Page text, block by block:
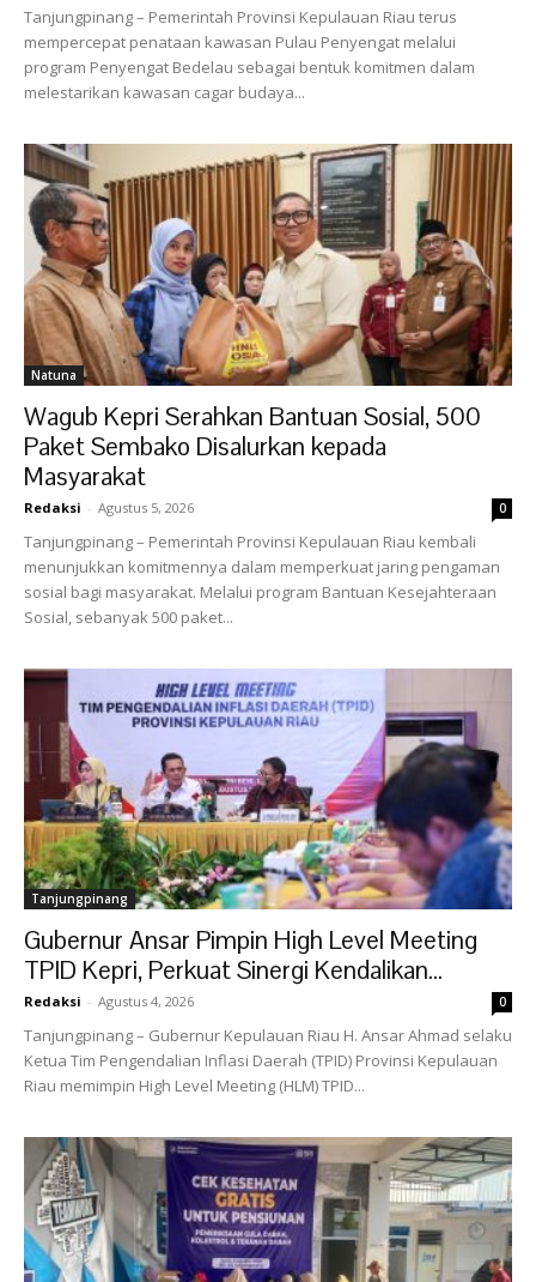
Tanjungpinang – Pemerintah Provinsi Kepulauan Riau terus
mempercepat penataan kawasan Pulau Penyengat melalui
program Penyengat Bedelau sebagai bentuk komitmen dalam
melestarikan kawasan cagar budaya...
Natuna
Wagub Kepri Serahkan Bantuan Sosial, 500
Paket Sembako Disalurkan kepada
Masyarakat
Redaksi - Agustus 5, 2026 0
Tanjungpinang – Pemerintah Provinsi Kepulauan Riau kembali
menunjukkan komitmennya dalam memperkuat jaring pengaman
sosial bagi masyarakat. Melalui program Bantuan Kesejahteraan
Sosial, sebanyak 500 paket...
Tanjungpinang
Gubernur Ansar Pimpin High Level Meeting
TPID Kepri, Perkuat Sinergi Kendalikan...
Redaksi - Agustus 4, 2026 0
Tanjungpinang – Gubernur Kepulauan Riau H. Ansar Ahmad selaku
Ketua Tim Pengendalian Inflasi Daerah (TPID) Provinsi Kepulauan
Riau memimpin High Level Meeting (HLM) TPID...